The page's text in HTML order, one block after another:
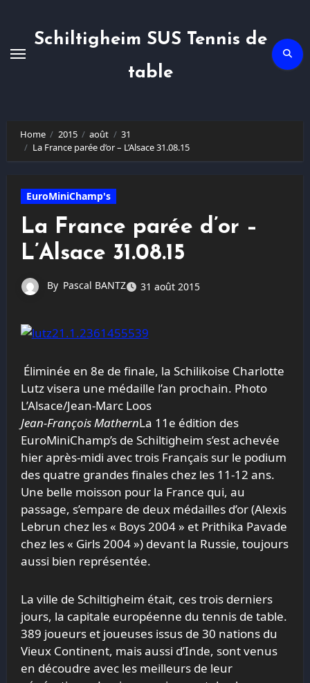
Schiltigheim SUS Tennis de
table
Home 2015 août
31
La France parée d’or – L’Alsace 31.08.15
EuroMiniChamp's
La France parée d’or –
L’Alsace 31.08.15
By Pascal BANTZ 31 août 2015
Éliminée en 8e de finale, la Schilikoise Charlotte
Lutz visera une médaille l’an prochain. Photo
L’Alsace/Jean-Marc Loos
Jean-François MathernLa 11e édition des
EuroMiniChamp’s de Schiltigheim s’est achevée
hier après-midi avec trois Français sur le podium
des quatre grandes finales chez les 11-12 ans.
Une belle moisson pour la France qui, au
passage, s’empare de deux médailles d’or (Alexis
Lebrun chez les « Boys 2004 » et Prithika Pavade
chez les « Girls 2004 ») devant la Russie, toujours
aussi bien représentée.
La ville de Schiltigheim était, ces trois derniers
jours, la capitale européenne du tennisde table.
389 joueurs et joueuses issus de 30 nations du
Vieux Continent, mais aussi d’Inde, sont venus
en découdre avec les meilleurs de leur